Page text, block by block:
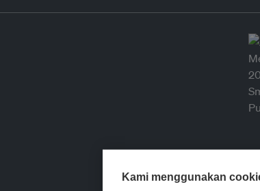
Kami menggunakan